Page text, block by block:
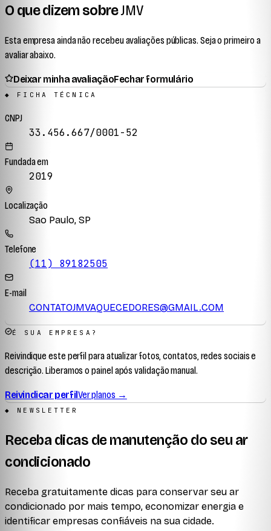
O que dizem sobreJMV
Esta empresa ainda não recebeu avaliações públicas. Seja o primeiro a
avaliar abaixo.
Deixar minha avaliaçãoFechar formulário
◆ FICHA TÉCNICA
CNPJ
33.456.667/0001-52
Fundada em
2019
Localização
Sao Paulo, SP
Telefone
(11) 89182505
E-mail
CONTATOJMVAQUECEDORES@GMAIL.COM
É SUA EMPRESA?
Reivindique este perfil para atualizar fotos, contatos, redes sociais e
descrição. Liberamos o painel após validação manual.
Reivindicar perfilVer planos →
◆ NEWSLETTER
Receba dicas de manutenção do seu ar
condicionado
Receba gratuitamente dicas para conservar seu ar
condicionado por mais tempo, economizar energia e
identificar empresas confiáveis na sua cidade.